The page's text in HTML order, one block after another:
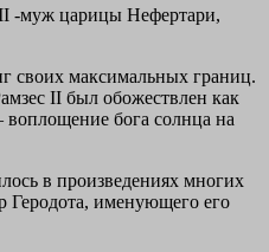
-муж царицы Нефертари,
своих максимальных границ.
II был обожествлен как
бога солнца на
в произведениях многих
Геродота, именующего его